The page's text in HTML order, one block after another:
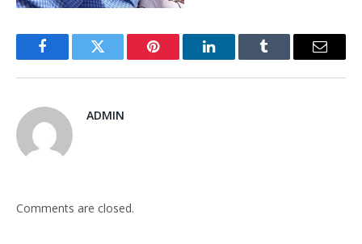
FacebookTwitter Pinterest LinkedInTumblr Email
ADMIN
Comments are closed.